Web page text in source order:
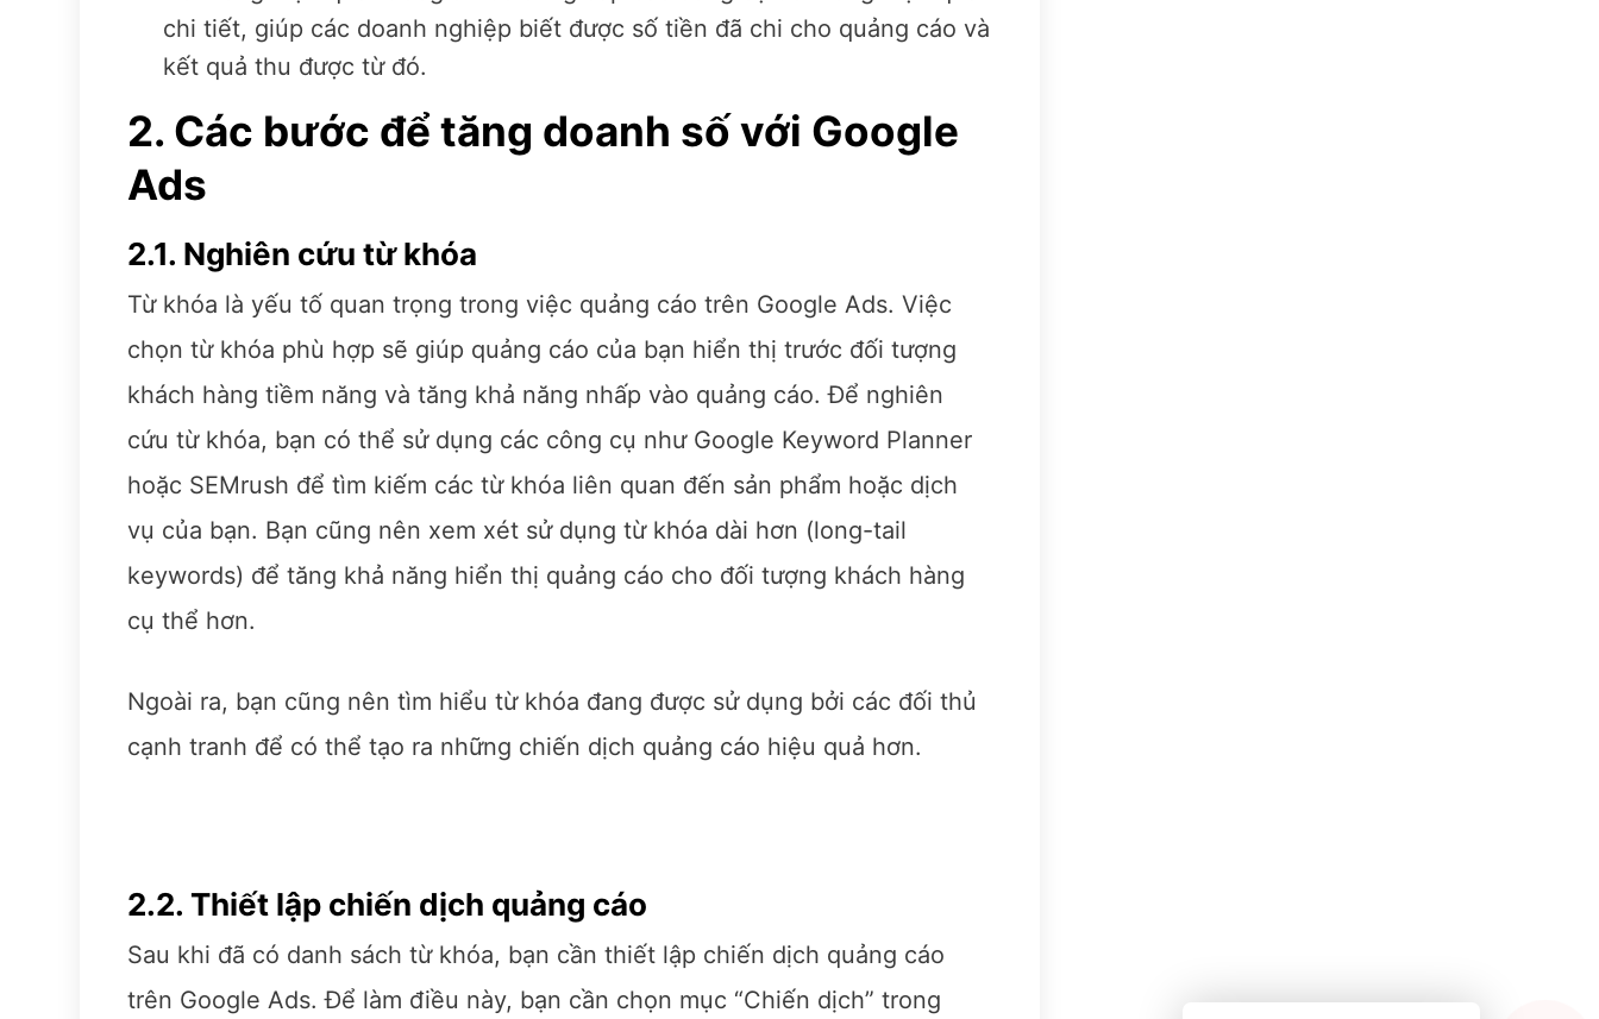
chi tiết, giúp các doanh nghiệp biết được số tiền đã chi cho quảng cáo và
kết quả thu được từ đó.
2. Các bước để tăng doanh số với Google
Ads
2.1. Nghiên cứu từ khóa
Từ khóa là yếu tố quan trọng trong việc quảng cáo trên Google Ads. Việc
chọn từ khóa phù hợp sẽ giúp quảng cáo của bạn hiển thị trước đối tượng
khách hàng tiềm năng và tăng khả năng nhấp vào quảng cáo. Để nghiên
cứu từ khóa, bạn có thể sử dụng các công cụ như Google Keyword Planner
hoặc SEMrush để tìm kiếm các từ khóa liên quan đến sản phẩm hoặc dịch
vụ của bạn. Bạn cũng nên xem xét sử dụng từ khóa dài hơn (long-tail
keywords) để tăng khả năng hiển thị quảng cáo cho đối tượng khách hàng
cụ thể hơn.
Ngoài ra, bạn cũng nên tìm hiểu từ khóa đang được sử dụng bởi các đối thủ
cạnh tranh để có thể tạo ra những chiến dịch quảng cáo hiệu quả hơn.
2.2. Thiết lập chiến dịch quảng cáo
Sau khi đã có danh sách từ khóa, bạn cần thiết lập chiến dịch quảng cáo
trên Google Ads. Để làm điều này, bạn cần chọn mục “Chiến dịch” trong